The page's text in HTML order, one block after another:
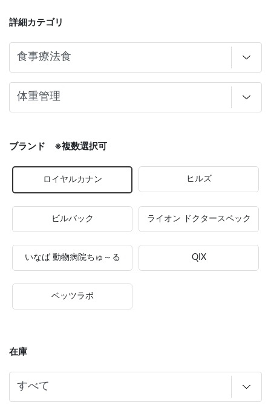
詳細カテゴリ
ブランド ※複数選択可
ロイヤルカナン ヒルズ
ビルバック ライオン ドクタースペック
いなば 動物病院ちゅ～る QIX
ベッツラボ
在庫